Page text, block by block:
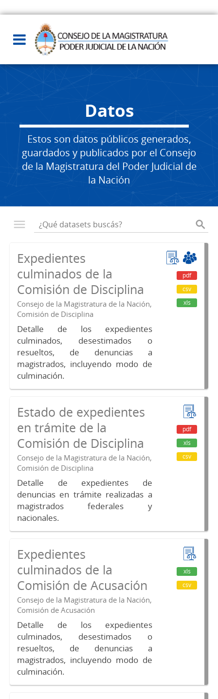
Datos
Estos son datos públicos generados,
guardados y publicados por el Consejo
de la Magistratura del Poder Judicial de
la Nación
Expedientes
culminados de la
Comisión de Disciplina
Consejo de la Magistratura de la Nación,
Comisión de Disciplina
Detalle de los expedientes
culminados, desestimados o
resueltos, de denuncias a
magistrados, incluyendo modo de
culminación.
pdf
csv
xls
Estado de expedientes
en trámite de la
Comisión de Disciplina
Consejo de la Magistratura de la Nación,
Comisión de Disciplina
Detalle de expedientes de
denuncias en trámite realizadas a
magistrados federales y
nacionales.
pdf
xls
csv
Expedientes
culminados de la
Comisión de Acusación
Consejo de la Magistratura de la Nación,
Comisión de Acusación
Detalle de los expedientes
culminados, desestimados o
resueltos, de denuncias a
magistrados, incluyendo modo de
culminación.
xls
csv